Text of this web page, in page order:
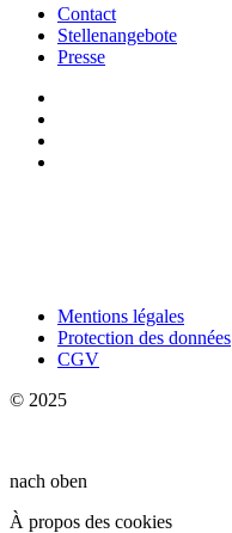
Contact
Stellenangebote
Presse
Mentions légales
Protection des données
CGV
© 2025
nach oben
À propos des cookies